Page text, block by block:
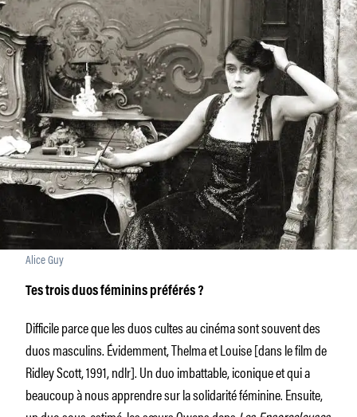
Alice Guy
Tes trois duos féminins préférés ?
Difficile parce que les duos cultes au cinéma sont souvent des
duos masculins. Évidemment, Thelma et Louise [dans le film de
Ridley Scott, 1991, ndlr]. Un duo imbattable, iconique et qui a
beaucoup à nous apprendre sur la solidarité féminine. Ensuite,